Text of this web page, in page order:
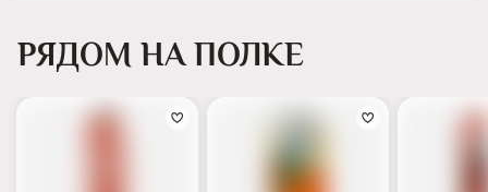
РЯДОМ НА ПОЛКЕ